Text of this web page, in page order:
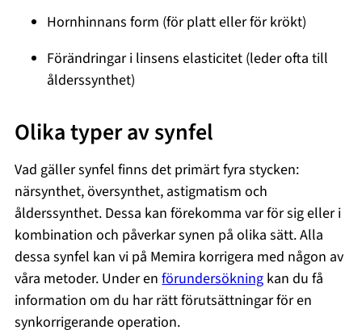
Hornhinnans form (för platt eller för krökt)
Förändringar i linsens elasticitet (leder ofta till
ålderssynthet)
Olika typer av synfel
Vad gäller synfel finns det primärt fyra stycken:
närsynthet, översynthet, astigmatism och
ålderssynthet. Dessa kan förekomma var för sig eller i
kombination och påverkar synen på olika sätt. Alla
dessa synfel kan vi på Memira korrigera med någon av
våra metoder. Under enförundersökning kan du få
information om du har rätt förutsättningar för en
synkorrigerande operation.